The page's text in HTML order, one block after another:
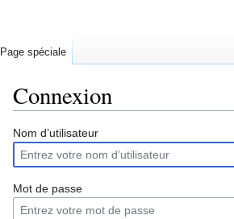
Connexion
Nom d’utilisateur
Mot de passe
Page spéciale